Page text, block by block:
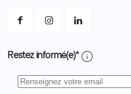
Restez informé(e)* info